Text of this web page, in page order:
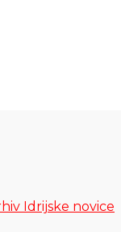
Idrijske novice